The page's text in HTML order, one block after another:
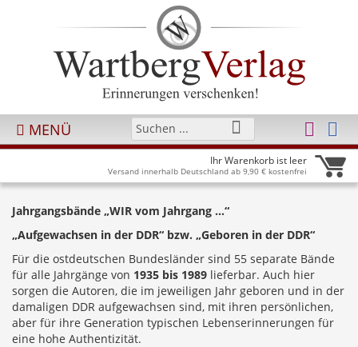
MENÜ
Ihr Warenkorb ist leer
Versand innerhalb Deutschland ab 9,90 € kostenfrei
Jahrgangsbände „WIR vom Jahrgang …“
„Aufgewachsen in der DDR“ bzw. „Geboren in der DDR“
Für die ostdeutschen Bundesländer sind 55 separate Bände
für alle Jahrgänge von 1935 bis 1989 lieferbar. Auch hier
sorgen die Autoren, die im jeweiligen Jahr geboren und in der
damaligen DDR aufgewachsen sind, mit ihren persönlichen,
aber für ihre Generation typischen Lebenserinnerungen für
eine hohe Authentizität.